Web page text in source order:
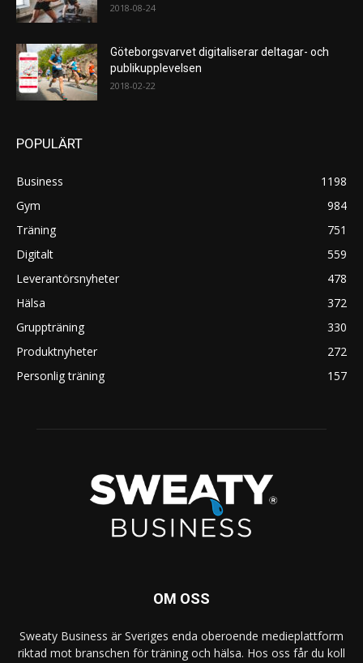
2018-08-24
Göteborgsvarvet digitaliserar deltagar- och
publikupplevelsen
2018-02-22
POPULÄRT
Business
1198
Gym
984
Träning
751
Digitalt
559
Leverantörsnyheter
478
Hälsa
372
Gruppträning
330
Produktnyheter
272
Personlig träning
157
OM OSS
Sweaty Business är Sveriges enda oberoende medieplattform
riktad mot branschen för träning och hälsa. Hos oss får du koll